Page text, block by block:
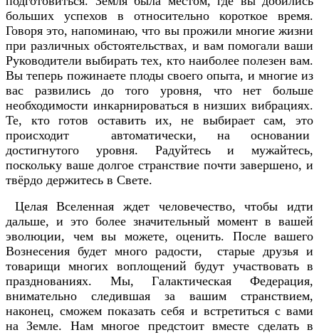
больших успехов в относительно короткое время.
Говоря это, напоминаю, что вы прожили многие жизни
при различных обстоятельствах, и вам помогали ваши
Руководители выбирать тех, кто наиболее полезен вам.
Вы теперь пожинаете плоды своего опыта, и многие из
вас развились до того уровня, что нет больше
необходимости инкарнироваться в низших вибрациях.
Те, кто готов оставить их, не выбирает сам, это
происходит автоматически, на основании
достигнутого уровня. Радуйтесь и мужайтесь,
поскольку ваше долгое странствие почти завершено, и
твёрдо держитесь в Свете.
Целая Вселенная ждет человечество, чтобы идти
дальше, и это более значительный момент в вашей
эволюции, чем вы можете, оценить. После вашего
Вознесения будет много радости, старые друзья и
товарищи многих воплощений будут участвовать в
празднованиях. Мы, Галактическая Федерация,
внимательно следившая за вашим странствием,
наконец, сможем показать себя и встретиться с вами
на Земле. Нам многое предстоит вместе сделать в